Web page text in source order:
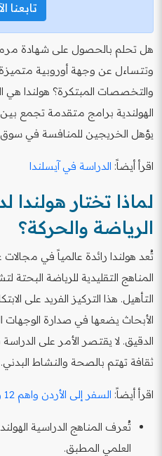
تابعنا
هل تحلم بالحصول على شهادة
وتتساءل عن وجهة أوروبية
والتخصصات المبتكرة؟ هولندا هي
الهولندية برامج متقدمة تجمع
يؤهل الخريجين للمنافسة في سوق
اقرأ أيضاً: الدراسة في آيسلندا
لماذا تختار هولندا
الرياضة والحركة؟
تُعد هولندا رائدة عالمياً في
المناهج التقليدية للرياضة البحتة
التأهيل. هذا التركيز الفريد على
الأبحاث يضعها في صدارة الوجهات
الدقيق. لا يقتصر الأمر على
ثقافة تهتم بالصحة والنشاط البدني.
اقرأ أيضاً: السفر إلى الأردن واهم 12 وجهة سياحية
تُعرف المناهج الدراسية
العلمي المطبق.